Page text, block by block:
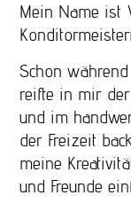
Mein Name ist
Schon
reifte in mir
und im
der Freizeit
meine
und Freunde